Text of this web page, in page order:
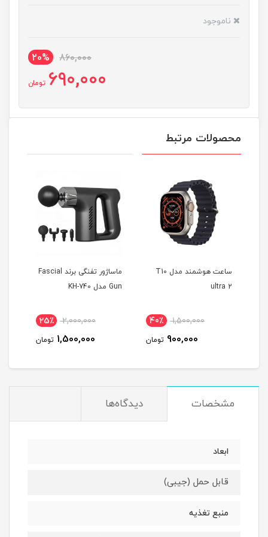
ناموجود
860,000
20%
690,000 تومان
محصولات مرتبط
ساعت هوشمند مدل T10
ultra 2
1,500,000 40٪
900,000 تومان
ماساژور تفنگی برند Fascial
Gun مدل KH-740
2,000,000 25٪
1,500,000 تومان
مشخصات دیدگاه‌ها
ابعاد
قابل حمل (جیبی)
منبع تغذیه